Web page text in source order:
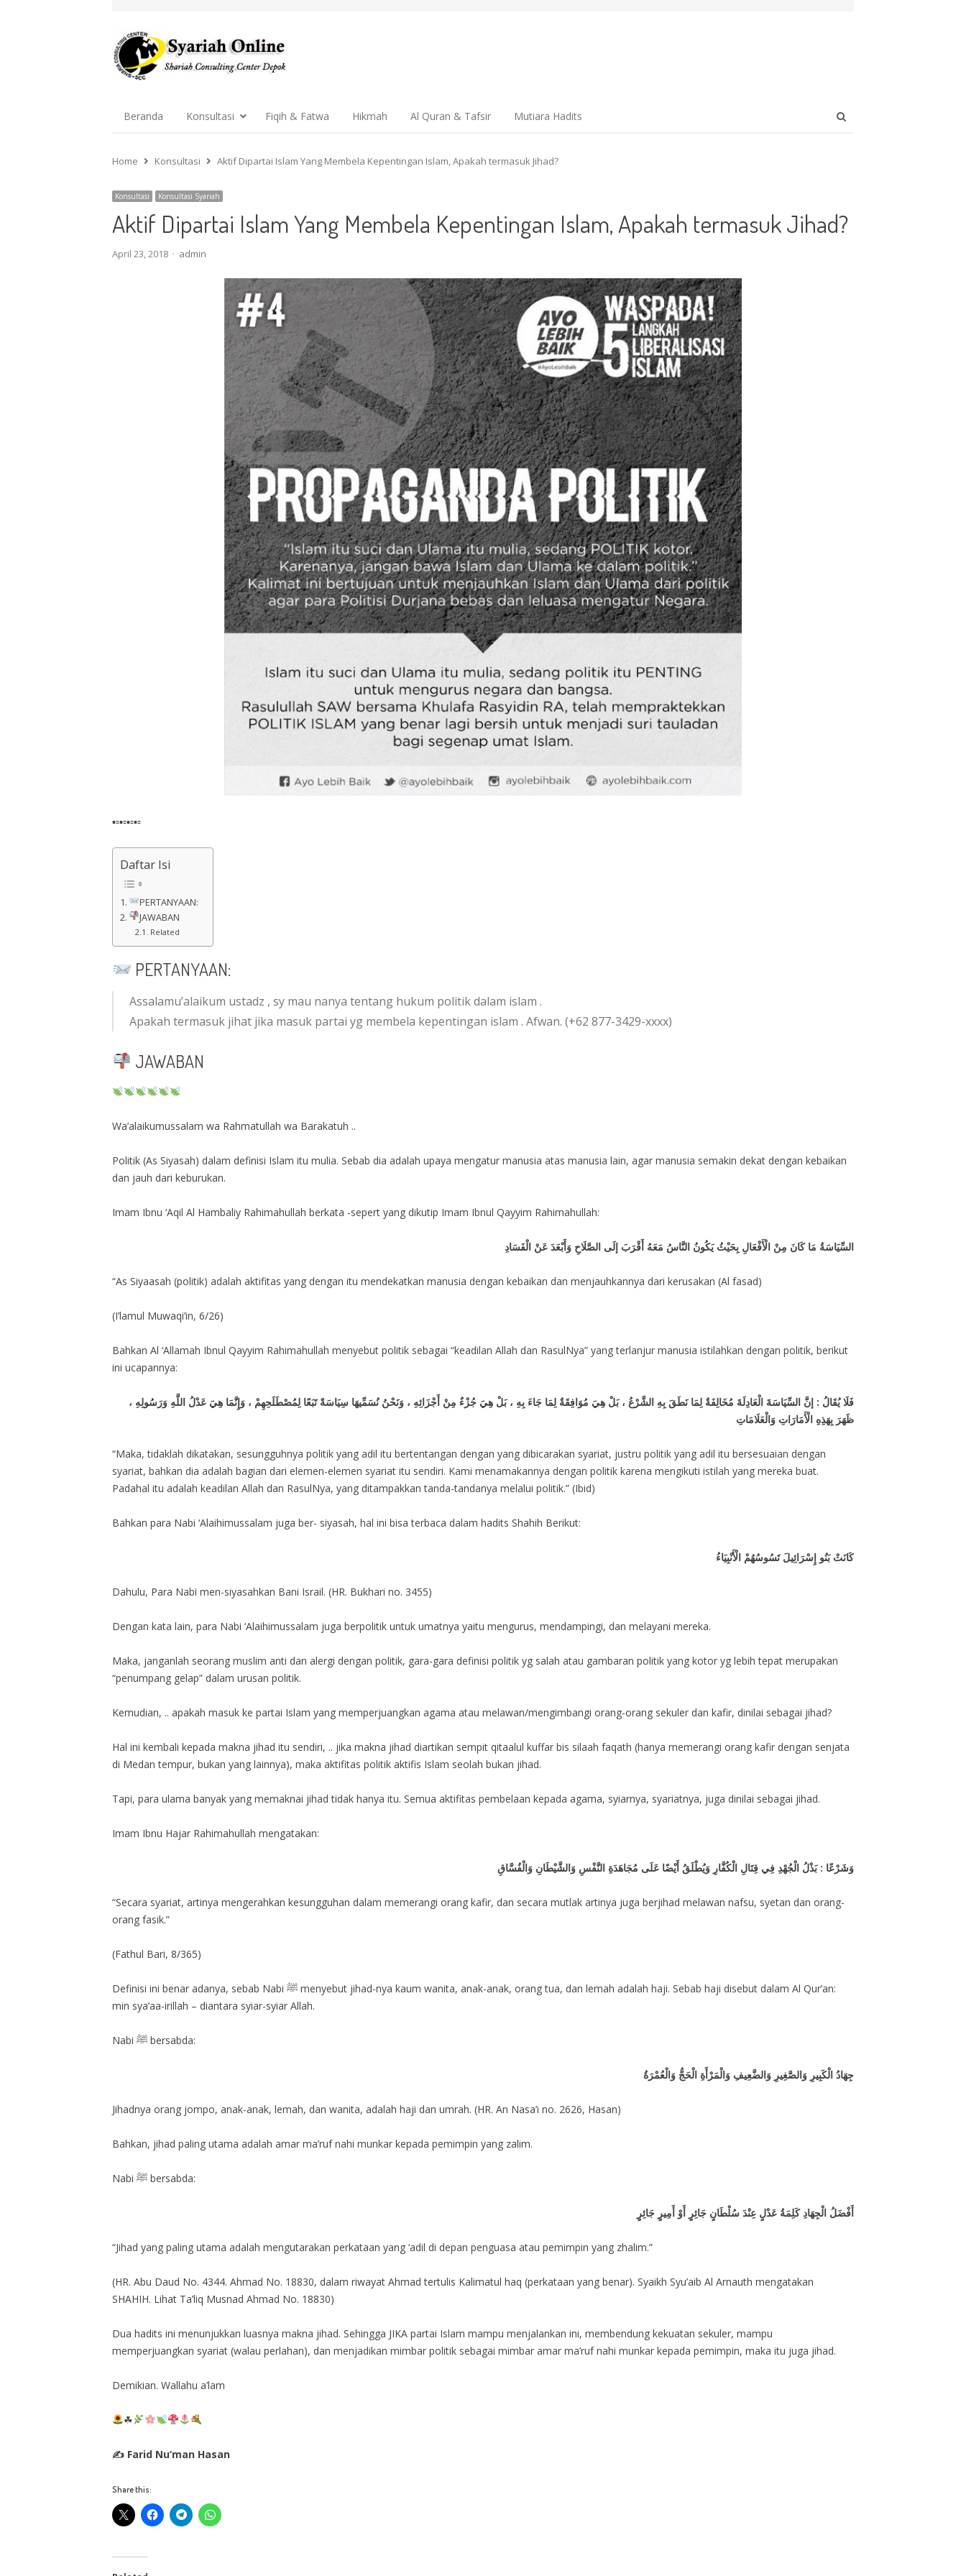
Beranda Konsultasi Fiqih & Fatwa Hikmah Al Quran & Tafsir Mutiara Hadits
Home
Konsultasi Aktif Dipartai Islam Yang Membela Kepentingan Islam, Apakah termasuk Jihad?
Konsultasi Konsultasi Syariah
Aktif Dipartai Islam Yang Membela Kepentingan Islam, Apakah termasuk Jihad?
April 23, 2018 Author
admin
▪▫▪▫▪▫▪▫
Daftar Isi
PERTANYAAN:
JAWABAN
Related
PERTANYAAN:
Assalamu’alaikum ustadz , sy mau nanya tentang hukum politik dalam islam .
Apakah termasuk jihat jika masuk partai yg membela kepentingan islam . Afwan. (+62 877-3429-xxxx)
JAWABAN
Wa’alaikumussalam wa Rahmatullah wa Barakatuh ..
Politik (As Siyasah) dalam definisi Islam itu mulia. Sebab dia adalah upaya mengatur manusia atas manusia lain, agar manusia semakin dekat dengan kebaikan
dan jauh dari keburukan.
Imam Ibnu ‘Aqil Al Hambaliy Rahimahullah berkata -sepert yang dikutip Imam Ibnul Qayyim Rahimahullah:
السِّيَاسَةُ مَا كَانَ مِنْ الْأَفْعَالِ بِحَيْثُ يَكُونُ النَّاسُ مَعَهُ أَقْرَبَ إلَى الصَّلَاحِ وَأَبْعَدَ عَنْ الْفَسَادِ
“As Siyaasah (politik) adalah aktifitas yang dengan itu mendekatkan manusia dengan kebaikan dan menjauhkannya dari kerusakan (Al fasad)
(I’lamul Muwaqi’in, 6/26)
Bahkan Al ‘Allamah Ibnul Qayyim Rahimahullah menyebut politik sebagai “keadilan Allah dan RasulNya” yang terlanjur manusia istilahkan dengan politik, berikut
ini ucapannya:
فَلَا يُقَالُ : إنَّ السِّيَاسَةَ الْعَادِلَةَ مُخَالِفَةٌ لِمَا نَطَقَ بِهِ الشَّرْعُ ، بَلْ هِيَ مُوَافِقَةٌ لِمَا جَاءَ بِهِ ، بَلْ هِيَ جُزْءٌ مِنْ أَجْزَائِهِ ، وَنَحْنُ نُسَمِّيهَا سِيَاسَةً تَبَعًا لِمُصْطَلَحِهِمْ ، وَإِنَّمَا هِيَ عَدْلُ اللَّهِ وَرَسُولِهِ ،
ظَهَرَ بِهَذِهِ الْأَمَارَاتِ وَالْعَلَامَاتِ
“Maka, tidaklah dikatakan, sesungguhnya politik yang adil itu bertentangan dengan yang dibicarakan syariat, justru politik yang adil itu bersesuaian dengan
syariat, bahkan dia adalah bagian dari elemen-elemen syariat itu sendiri. Kami menamakannya dengan politik karena mengikuti istilah yang mereka buat.
Padahal itu adalah keadilan Allah dan RasulNya, yang ditampakkan tanda-tandanya melalui politik.” (Ibid)
Bahkan para Nabi ‘Alaihimussalam juga ber- siyasah, hal ini bisa terbaca dalam hadits Shahih Berikut:
كَانَتْ بَنُو إِسْرَائِيلَ تَسُوسُهُمْ الْأَنْبِيَاءُ
Dahulu, Para Nabi men-siyasahkan Bani Israil. (HR. Bukhari no. 3455)
Dengan kata lain, para Nabi ‘Alaihimussalam juga berpolitik untuk umatnya yaitu mengurus, mendampingi, dan melayani mereka.
Maka, janganlah seorang muslim anti dan alergi dengan politik, gara-gara definisi politik yg salah atau gambaran politik yang kotor yg lebih tepat merupakan
“penumpang gelap” dalam urusan politik.
Kemudian, .. apakah masuk ke partai Islam yang memperjuangkan agama atau melawan/mengimbangi orang-orang sekuler dan kafir, dinilai sebagai jihad?
Hal ini kembali kepada makna jihad itu sendiri, .. jika makna jihad diartikan sempit qitaalul kuffar bis silaah faqath (hanya memerangi orang kafir dengan senjata
di Medan tempur, bukan yang lainnya), maka aktifitas politik aktifis Islam seolah bukan jihad.
Tapi, para ulama banyak yang memaknai jihad tidak hanya itu. Semua aktifitas pembelaan kepada agama, syiarnya, syariatnya, juga dinilai sebagai jihad.
Imam Ibnu Hajar Rahimahullah mengatakan:
وَشَرْعًا : بَذْلُ الْجُهْدِ فِي قِتَالِ الْكُفَّارِ وَيُطْلَقُ أَيْضًا عَلَى مُجَاهَدَةِ النَّفْسِ وَالشَّيْطَانِ وَالْفُسَّاقِ
“Secara syariat, artinya mengerahkan kesungguhan dalam memerangi orang kafir, dan secara mutlak artinya juga berjihad melawan nafsu, syetan dan orang-
orang fasik.”
(Fathul Bari, 8/365)
Definisi ini benar adanya, sebab Nabi ﷺ menyebut jihad-nya kaum wanita, anak-anak, orang tua, dan lemah adalah haji. Sebab haji disebut dalam Al Qur’an:
min sya’aa-irillah – diantara syiar-syiar Allah.
Nabi ﷺ bersabda:
جِهَادُ الْكَبِيرِ وَالصَّغِيرِ وَالضَّعِيفِ وَالْمَرْأَةِ الْحَجُّ وَالْعُمْرَةُ
Jihadnya orang jompo, anak-anak, lemah, dan wanita, adalah haji dan umrah. (HR. An Nasa’i no. 2626, Hasan)
Bahkan, jihad paling utama adalah amar ma’ruf nahi munkar kepada pemimpin yang zalim.
Nabi ﷺ bersabda:
أَفْضَلُ الْجِهَادِ كَلِمَةُ عَدْلٍ عِنْدَ سُلْطَانٍ جَائِرٍ أَوْ أَمِيرٍ جَائِرٍ
“Jihad yang paling utama adalah mengutarakan perkataan yang ‘adil di depan penguasa atau pemimpin yang zhalim.”
(HR. Abu Daud No. 4344. Ahmad No. 18830, dalam riwayat Ahmad tertulis Kalimatul haq (perkataan yang benar). Syaikh Syu’aib Al Arnauth mengatakan
SHAHIH. Lihat Ta’liq Musnad Ahmad No. 18830)
Dua hadits ini menunjukkan luasnya makna jihad. Sehingga JIKA partai Islam mampu menjalankan ini, membendung kekuatan sekuler, mampu
memperjuangkan syariat (walau perlahan), dan menjadikan mimbar politik sebagai mimbar amar ma’ruf nahi munkar kepada pemimpin, maka itu juga jihad.
Demikian. Wallahu a’lam
☘
✍ Farid Nu’man Hasan
Share this: